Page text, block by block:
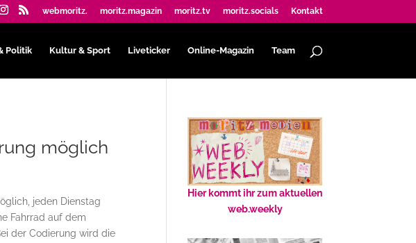
webmoritz. moritz.magazin moritz.tv moritz.socials Kontakt
Politik Kultur & Sport Liveticker Online-Magazin Team
möglich
jeden Dienstag
Fahrrad auf dem
der Codierung wird die
Hier kommt ihr zum aktuellen
web.weekly